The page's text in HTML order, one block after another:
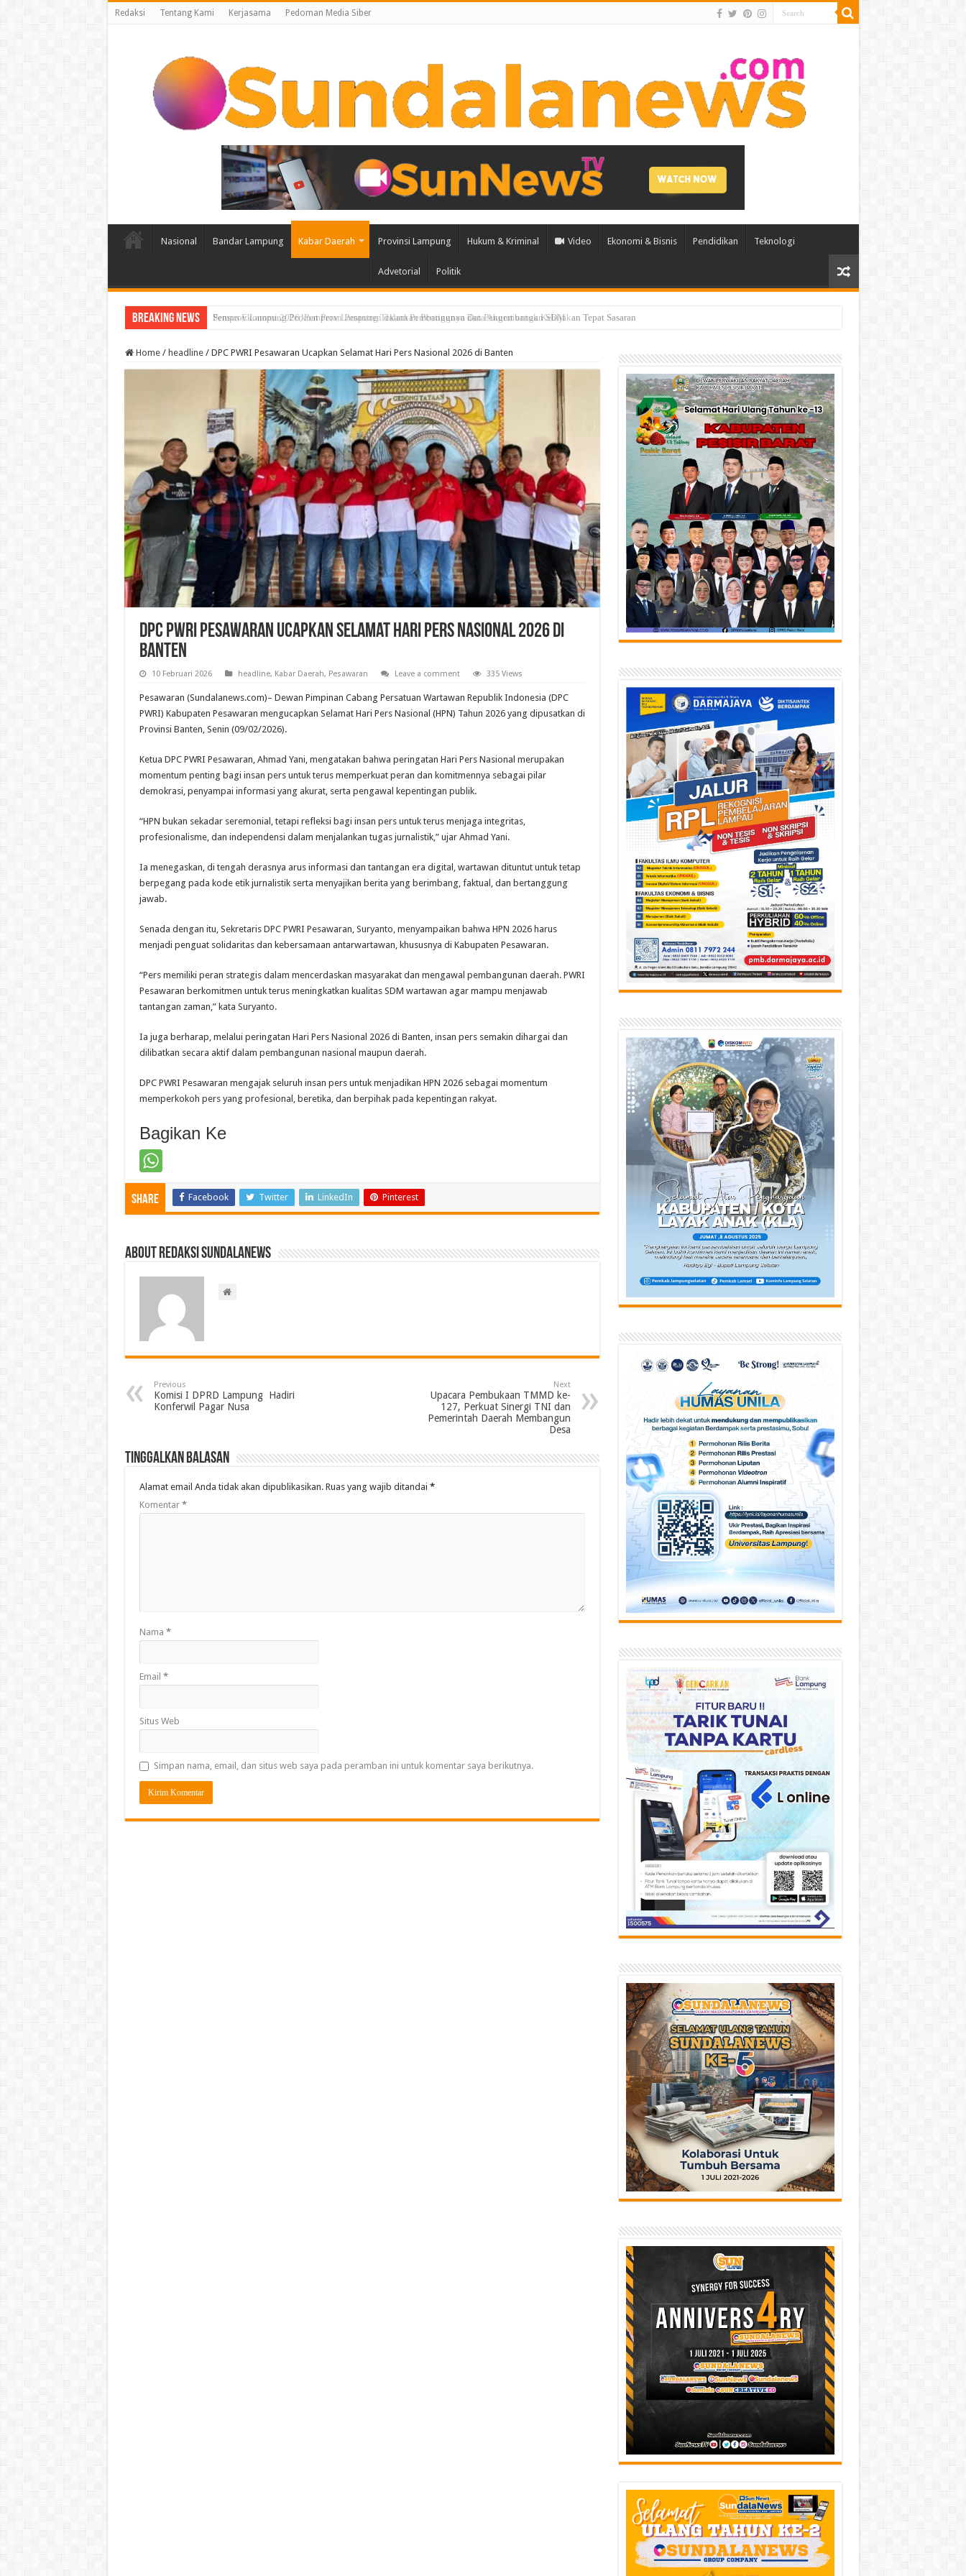
Redaksi Tentang Kami Kerjasama Pedoman Media Siber
Nasional Bandar Lampung Kabar Daerah Provinsi Lampung Hukum & Kriminal Video Ekonomi & Bisnis Pendidikan Teknologi
Advetorial Politik
Breaking News Sensus Ekonomi 2026, Pemprov Lampung Tekankan Pentingnya Data Akurat untuk Kebijakan Tepat Sasaran
Home / headline / DPC PWRI Pesawaran Ucapkan Selamat Hari Pers Nasional 2026 di Banten
DPC PWRI Pesawaran Ucapkan Selamat Hari Pers Nasional 2026 di
Banten
10 Februari 2026 headline, Kabar Daerah, Pesawaran Leave a comment 335 Views
Pesawaran (Sundalanews.com)– Dewan Pimpinan Cabang Persatuan Wartawan Republik Indonesia (DPC
PWRI) Kabupaten Pesawaran mengucapkan Selamat Hari Pers Nasional (HPN) Tahun 2026 yang dipusatkan di
Provinsi Banten, Senin (09/02/2026).
Ketua DPC PWRI Pesawaran, Ahmad Yani, mengatakan bahwa peringatan Hari Pers Nasional merupakan
momentum penting bagi insan pers untuk terus memperkuat peran dan komitmennya sebagai pilar
demokrasi, penyampai informasi yang akurat, serta pengawal kepentingan publik.
“HPN bukan sekadar seremonial, tetapi refleksi bagi insan pers untuk terus menjaga integritas,
profesionalisme, dan independensi dalam menjalankan tugas jurnalistik,” ujar Ahmad Yani.
Ia menegaskan, di tengah derasnya arus informasi dan tantangan era digital, wartawan dituntut untuk tetap
berpegang pada kode etik jurnalistik serta menyajikan berita yang berimbang, faktual, dan bertanggung
jawab.
Senada dengan itu, Sekretaris DPC PWRI Pesawaran, Suryanto, menyampaikan bahwa HPN 2026 harus
menjadi penguat solidaritas dan kebersamaan antarwartawan, khususnya di Kabupaten Pesawaran.
“Pers memiliki peran strategis dalam mencerdaskan masyarakat dan mengawal pembangunan daerah. PWRI
Pesawaran berkomitmen untuk terus meningkatkan kualitas SDM wartawan agar mampu menjawab
tantangan zaman,” kata Suryanto.
Ia juga berharap, melalui peringatan Hari Pers Nasional 2026 di Banten, insan pers semakin dihargai dan
dilibatkan secara aktif dalam pembangunan nasional maupun daerah.
DPC PWRI Pesawaran mengajak seluruh insan pers untuk menjadikan HPN 2026 sebagai momentum
memperkokoh pers yang profesional, beretika, dan berpihak pada kepentingan rakyat.
Bagikan Ke
Share Facebook Twitter LinkedIn Pinterest
About Redaksi Sundalanews
Previous
Komisi I DPRD Lampung Hadiri
Konferwil Pagar Nusa
Next
Upacara Pembukaan TMMD ke-
127, Perkuat Sinergi TNI dan
Pemerintah Daerah Membangun
Desa
Tinggalkan Balasan
Alamat email Anda tidak akan dipublikasikan. Ruas yang wajib ditandai *
Komentar *
Nama *
Email *
Situs Web
Simpan nama, email, dan situs web saya pada peramban ini untuk komentar saya berikutnya.